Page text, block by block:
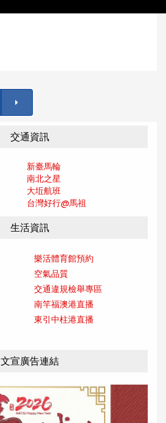
交通資訊
新臺馬輪
南北之星
大坵航班
台灣好行@馬祖
生活資訊
樂活體育館預約
空氣品質
交通違規檢舉專區
南竿福澳港直播
東引中柱港直播
文宣廣告連結